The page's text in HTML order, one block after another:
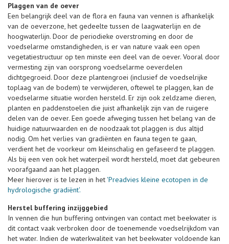
Plaggen van de oever
Een belangrijk deel van de flora en fauna van vennen is afhankelijk
van de oeverzone, het gedeelte tussen de laagwaterlijn en de
hoogwaterlijn. Door de periodieke overstroming en door de
voedselarme omstandigheden, is er van nature vaak een open
vegetatiestructuur op ten minste een deel van de oever. Vooral door
vermesting zijn van oorsprong voedselarme oeverdelen
dichtgegroeid. Door deze plantengroei (inclusief de voedselrijke
toplaag van de bodem) te verwijderen, oftewel te plaggen, kan de
voedselarme situatie worden hersteld. Er zijn ook zeldzame dieren,
planten en paddenstoelen die juist afhankelijk zijn van de ruigere
delen van de oever. Een goede afweging tussen het belang van de
huidige natuurwaarden en de noodzaak tot plaggen is dus altijd
nodig. Om het verlies van gradiënten en fauna tegen te gaan,
verdient het de voorkeur om kleinschalig en gefaseerd te plaggen.
Als bij een ven ook het waterpeil wordt hersteld, moet dat gebeuren
voorafgaand aan het plaggen.
Meer hierover is te lezen in het 'Preadvies kleine ecotopen in de
hydrologische gradiënt'.
Herstel buffering inzijggebied
In vennen die hun buffering ontvingen van contact met beekwater is
dit contact vaak verbroken door de toenemende voedselrijkdom van
het water. Indien de waterkwaliteit van het beekwater voldoende kan